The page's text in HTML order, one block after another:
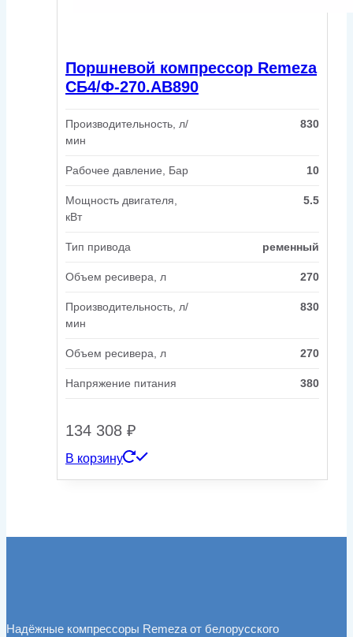
Поршневой компрессор Remeza
СБ4/Ф-270.АВ890
Производительность, л/
мин
830
Рабочее давление, Бар 10
Мощность двигателя,
кВт
5.5
Тип привода ременный
Объем ресивера, л 270
Производительность, л/
мин
830
Объем ресивера, л 270
Напряжение питания 380
134 308 ₽
В корзину
Надёжные компрессоры Remeza от белорусского